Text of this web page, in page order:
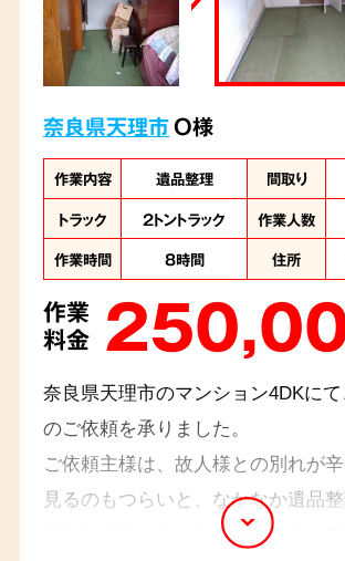
奈良県天理市O様
作業内容 遺品整理 間取り
トラック
2トントラック 作業人数
作業時間
8時間 住所
作業
料金
奈良県天理市のマンション4DKに
のご依頼を承りました。
ご依頼主様は、故人様との別れが
見るのもつらいと、なかなか遺品
けられずにいらっしゃいました。弊